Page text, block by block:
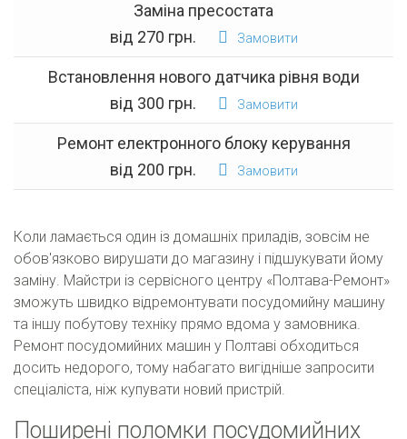
Заміна пресостата
від 270 грн.
Замовити
Встановлення нового датчика рівня води
від 300 грн.
Замовити
Ремонт електронного блоку керування
від 200 грн.
Замовити
Коли ламається один із домашніх приладів, зовсім не
обов'язково вирушати до магазину і підшукувати йому
заміну. Майстри із сервісного центру «Полтава-Ремонт»
зможуть швидко відремонтувати посудомийну машину
та іншу побутову техніку прямо вдома у замовника.
Ремонт посудомийних машин у Полтаві обходиться
досить недорого, тому набагато вигідніше запросити
спеціаліста, ніж купувати новий пристрій.
Поширені поломки посудомийних